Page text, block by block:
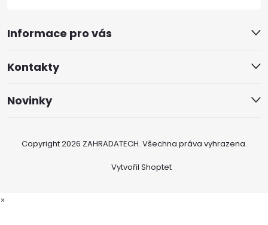
Informace pro vás
Kontakty
Novinky
Vytvořil Shoptet
Copyright 2026 ZAHRADATECH. Všechna práva vyhrazena.
×